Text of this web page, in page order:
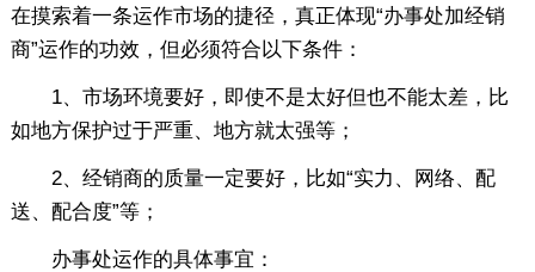
在摸索着一条运作市场的捷径，真正体现“办事处加经销
商”运作的功效，但必须符合以下条件：
1、市场环境要好，即使不是太好但也不能太差，比
如地方保护过于严重、地方就太强等；
2、经销商的质量一定要好，比如“实力、网络、配
送、配合度”等；
办事处运作的具体事宜：